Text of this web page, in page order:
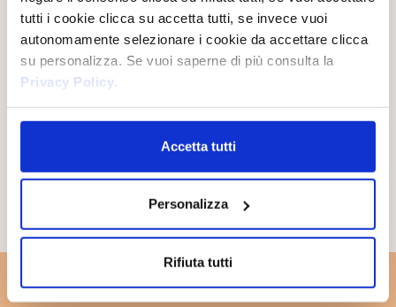
tutti i cookie clicca su accetta tutti, se invece vuoi
autonomamente selezionare i cookie da accettare clicca
su personalizza. Se vuoi saperne di più consulta la
Privacy Policy.
Accetta tutti
Personalizza
Rifiuta tutti
PIRAMIDE OLFATTIVA
DAS MYSTISCHE RITUAL